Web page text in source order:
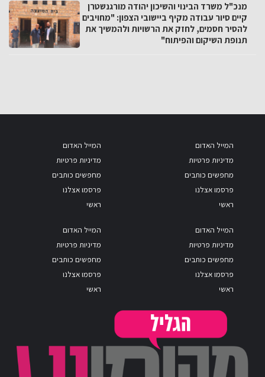
מנכ"ל משרד הבינוי והשיכון יהודה מורגנשטרן
קיים סיור עבודה מקיף ביישובי הצפון: "מחויבים
להסיר חסמים, לחזק את הרשויות ולהמשיך את
תנופת השיקום והפיתוח"
המייל האדום
מדיניות פרטיות
מחפשים כותבים
פרסמו אצלנו
ראשי
המייל האדום
מדיניות פרטיות
מחפשים כותבים
פרסמו אצלנו
ראשי
המייל האדום
מדיניות פרטיות
מחפשים כותבים
פרסמו אצלנו
ראשי
המייל האדום
מדיניות פרטיות
מחפשים כותבים
פרסמו אצלנו
ראשי